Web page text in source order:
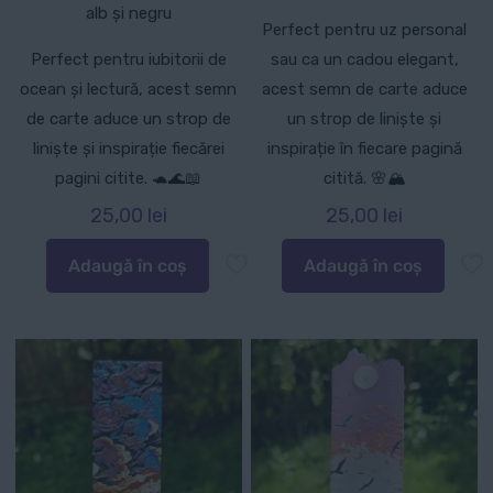
alb și negru
Perfect pentru iubitorii de
ocean și lectură, acest semn
de carte aduce un strop de
liniște și inspirație fiecărei
pagini citite. 🐢🌊📖
25,00 lei
Adaugă în coș
Perfect pentru uz personal
sau ca un cadou elegant,
acest semn de carte aduce
un strop de liniște și
inspirație în fiecare pagină
citită. 🌸🏔️
25,00 lei
Adaugă în coș